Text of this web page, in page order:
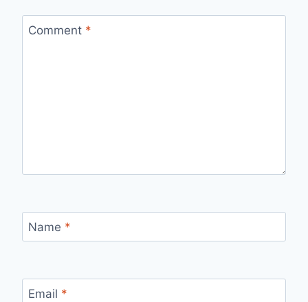
Comment *
Name *
Email *